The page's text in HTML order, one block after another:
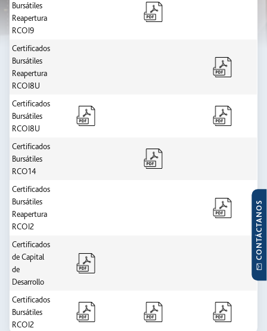
Bursátiles
Reapertura
RCOI9
Certificados
Bursátiles
Reapertura
RCOI8U
Certificados
Bursátiles
RCOI8U
Certificados
Bursátiles
RCO14
Certificados
Bursátiles
Reapertura
RCOI2
Certificados
de Capital
de
Desarrollo
Certificados
Bursátiles
RCOI2
CONTÁCTANOS